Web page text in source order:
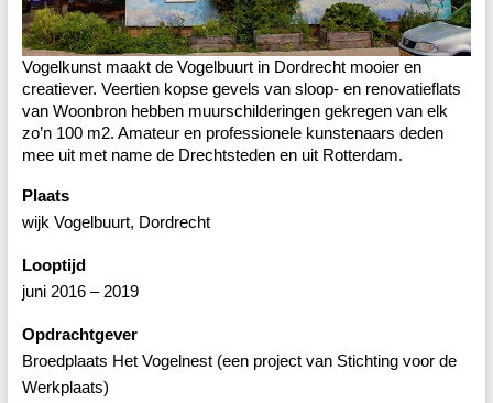
Vogelkunst maakt de Vogelbuurt in Dordrecht mooier en
creatiever. Veertien kopse gevels van sloop- en renovatieflats
van Woonbron hebben muurschilderingen gekregen van elk
zo’n 100 m2. Amateur en professionele kunstenaars deden
mee uit met name de Drechtsteden en uit Rotterdam.
Plaats
wijk Vogelbuurt, Dordrecht
Looptijd
juni 2016 – 2019
Opdrachtgever
Broedplaats Het Vogelnest (een project van Stichting voor de
Werkplaats)